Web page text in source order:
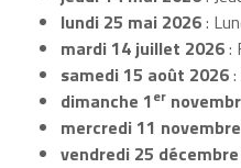
lundi 25 mai 2026:
mardi 14 juillet 2026:
samedi 15 août 2026
dimanche 1er
mercredi 11
vendredi 25